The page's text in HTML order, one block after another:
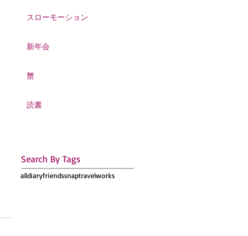
スローモーション
新年会
蟹
読書
Search By Tags
alldiaryfriendssnaptravelworks